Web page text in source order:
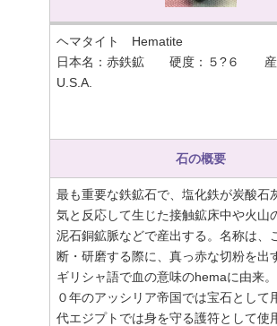
ヘマタイト Hematite
日本名：赤鉄鉱 硬度：５?６ 産
U.S.A.
石の概要
最も重要な鉄鉱石で、塩化鉄が炭酸石
気と反応して生じた接触鉱床中や火山
泥石銅鉱脈などで産出する。名称は、
断・研磨する際に、真っ赤な切粉を出
ギリシャ語で血の意味のhemaに由来
０年のアッシリア帝国では宝石として
代エジプトでは身を守る護符として使